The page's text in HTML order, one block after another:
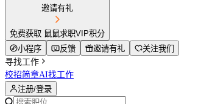
邀请有礼
免费获取 鼠鼠求职VIP积分
小程序 反馈 邀请有礼
关注我们
寻找工作
校招简章AI找工作
注册/登录